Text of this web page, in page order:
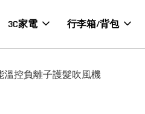
3C家電 行李箱/背包
溫控負離子護髮吹風機